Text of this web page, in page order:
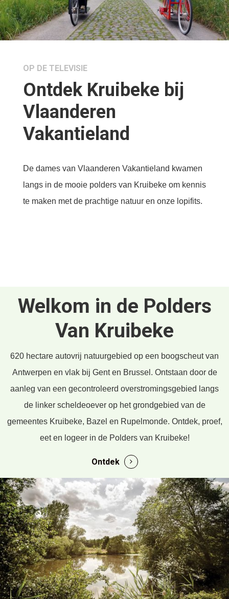
OP DE TELEVISIE
Ontdek Kruibeke bij
Vlaanderen
Vakantieland
De dames van Vlaanderen Vakantieland kwamen
langs in de mooie polders van Kruibeke om kennis
te maken met de prachtige natuur en onze lopifits.
Welkom in de Polders
Van Kruibeke
620 hectare autovrij natuurgebied op een boogscheut van
Antwerpen en vlak bij Gent en Brussel. Ontstaan door de
aanleg van een gecontroleerd overstromingsgebied langs
de linker scheldeoever op het grondgebied van de
gemeentes Kruibeke, Bazel en Rupelmonde. Ontdek, proef,
eet en logeer in de Polders van Kruibeke!
Ontdek